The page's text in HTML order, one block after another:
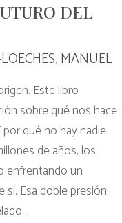
DEL
MANUEL
Este libro
sobre qué nos hace
qué no hay nadie
de años, los
enfrentando un
Esa doble presión
...